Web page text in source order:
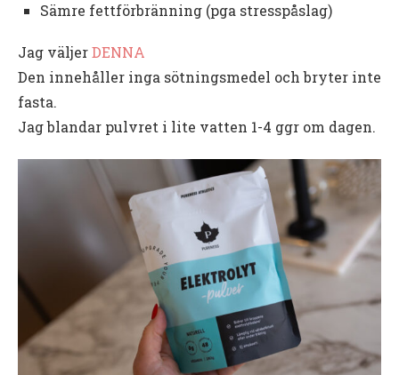
Sämre fettförbränning (pga stresspåslag)
Jag väljerDENNA
Den innehåller inga sötningsmedel och bryter inte
fasta.
Jag blandar pulvret i lite vatten 1-4 ggr om dagen.